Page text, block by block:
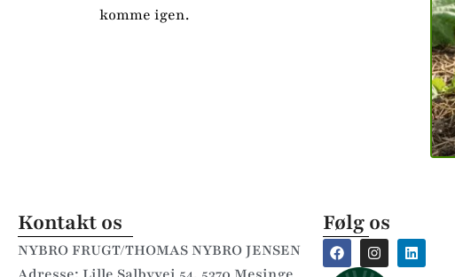
komme igen.
Kontakt os
NYBRO FRUGT/THOMAS NYBRO JENSEN
Følg os